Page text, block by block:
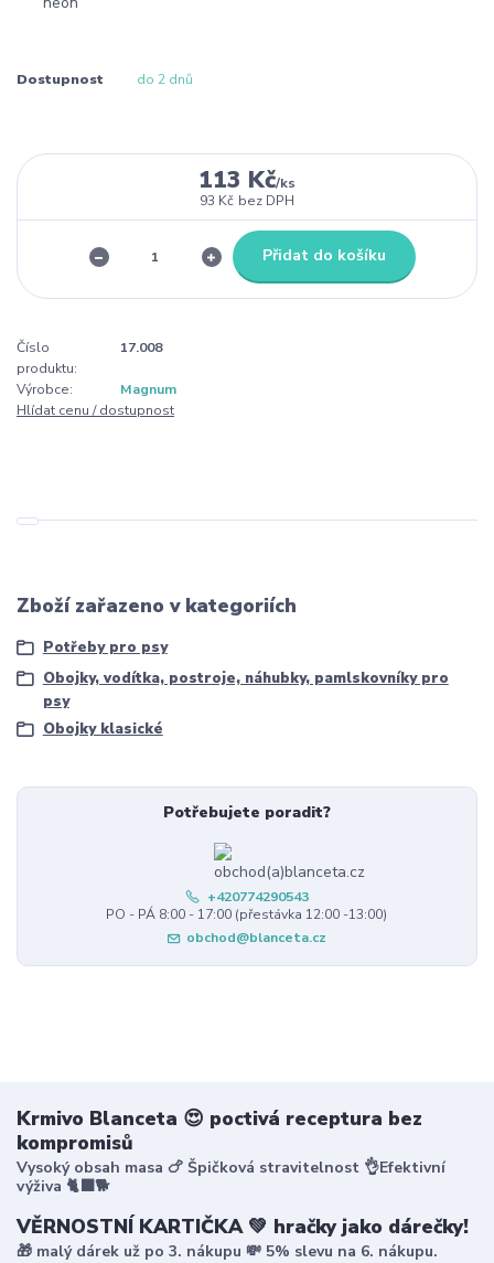
Dostupnost do 2 dnů
113 Kč/ks
93 Kč bez DPH
Přidat do košíku
Číslo
produktu:
17.008
Výrobce:
Magnum
Hlídat cenu / dostupnost
Zboží zařazeno v kategoriích
Potřeby pro psy
Obojky, vodítka, postroje, náhubky, pamlskovníky pro
psy
Obojky klasické
Potřebujete poradit?
+420774290543
PO - PÁ 8:00 - 17:00 (přestávka 12:00 -13:00)
obchod@blanceta.cz
Krmivo Blanceta 😍 poctivá receptura bez
kompromisů
Vysoký obsah masa 🍗 Špičková stravitelnost 👌Efektivní
výživa 🐈‍⬛🐕
VĚRNOSTNÍ KARTIČKA 💚 hračky jako dárečky!
🎁 malý dárek už po 3. nákupu 💸 5% slevu na 6. nákupu.